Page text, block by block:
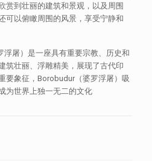
赏到壮丽的建筑和景观，以及周围
可以俯瞰周围的风景，享受宁静和
浮屠）是一座具有重要宗教、历史和
筑壮丽、浮雕精美，展现了古代印
要象征，Borobudur（婆罗浮屠）吸
为世界上独一无二的文化